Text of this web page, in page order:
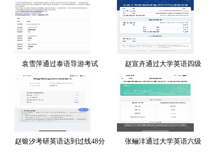
袁雪萍通过泰语导游考试 赵宣卉通过大学英语四级
赵银汐考研英语达到过线48分 张鲡沣通过大学英语六级